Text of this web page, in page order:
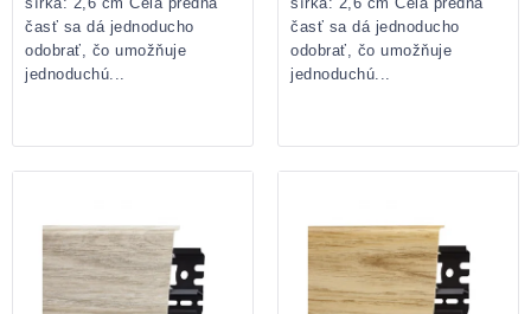
časť sa dá jednoducho
odobrať, čo umožňuje
jednoduchú...
časť sa dá jednoducho
odobrať, čo umožňuje
jednoduchú...